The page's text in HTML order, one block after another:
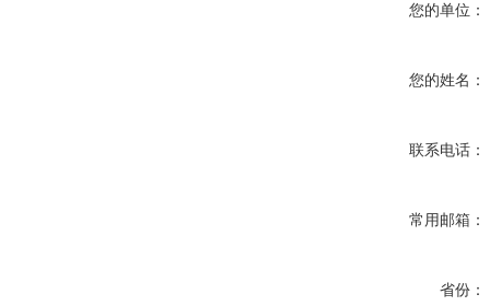
您的单位：
您的姓名：
联系电话：
常用邮箱：
省份：